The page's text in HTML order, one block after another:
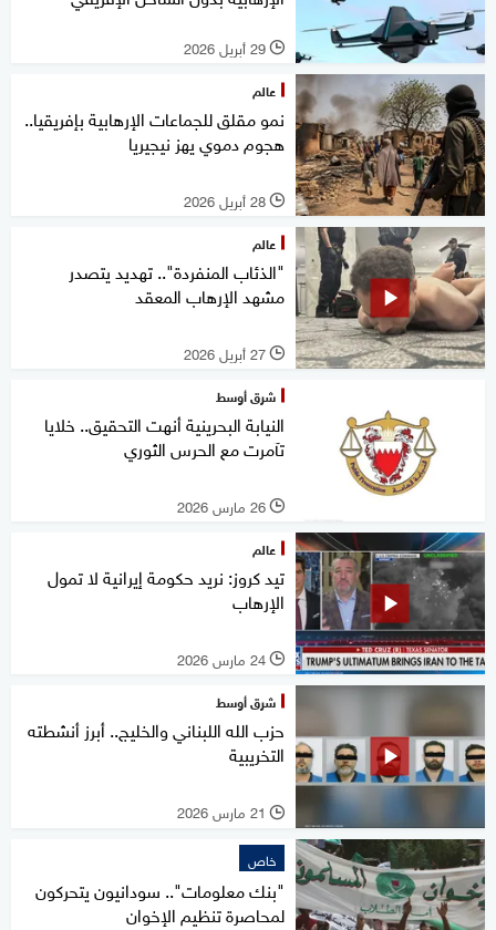
l 29 أبريل 2026
عالم
نمو مقلق للجماعات الإرهابية بإفريقيا..
هجوم دموي يهز نيجيريا
l 28 أبريل 2026
عالم
"الذئاب المنفردة".. تهديد يتصدر
مشهد الإرهاب المعقد
l 27 أبريل 2026
شرق أوسط
النيابة البحرينية أنهت التحقيق.. خلايا
تآمرت مع الحرس الثوري
l 26 مارس 2026
عالم
تيد كروز: نريد حكومة إيرانية لا تمول
الإرهاب
l 24 مارس 2026
شرق أوسط
حزب الله اللبناني والخليج.. أبرز أنشطته
التخريبية
l 21 مارس 2026
خاص
"بنك معلومات".. سودانيون يتحركون
لمحاصرة تنظيم الإخوان